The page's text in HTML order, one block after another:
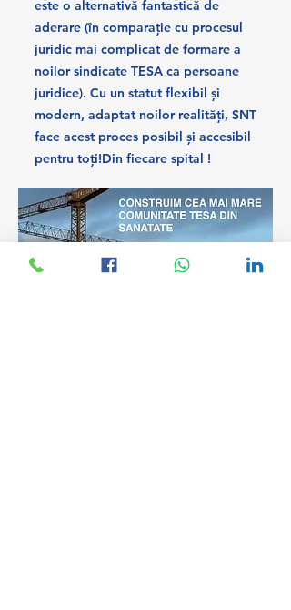
este o alternativă fantastică de
aderare (în comparație cu procesul
juridic mai complicat de formare a
noilor sindicate TESA ca persoane
juridice). Cu un statut flexibil și
modern, adaptat noilor realități, SNT
face acest proces posibil și accesibil
pentru toți!Din fiecare spital !